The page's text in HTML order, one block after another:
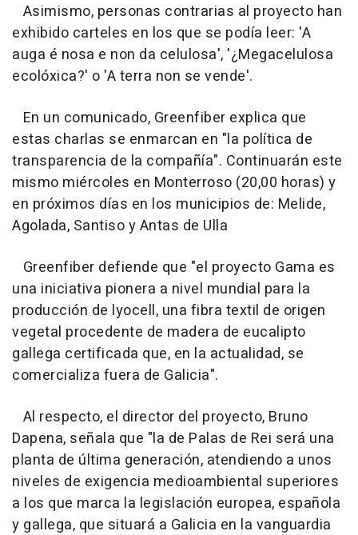
Asimismo, personas contrarias al proyecto han
exhibido carteles en los que se podía leer: 'A
auga é nosa e non da celulosa', '¿Megacelulosa
ecolóxica?' o 'A terra non se vende'.
En un comunicado, Greenfiber explica que
estas charlas se enmarcan en "la política de
transparencia de la compañía". Continuarán este
mismo miércoles en Monterroso (20,00 horas) y
en próximos días en los municipios de: Melide,
Agolada, Santiso y Antas de Ulla
Greenfiber defiende que "el proyecto Gama es
una iniciativa pionera a nivel mundial para la
producción de lyocell, una fibra textil de origen
vegetal procedente de madera de eucalipto
gallega certificada que, en la actualidad, se
comercializa fuera de Galicia".
Al respecto, el director del proyecto, Bruno
Dapena, señala que "la de Palas de Rei será una
planta de última generación, atendiendo a unos
niveles de exigencia medioambiental superiores
a los que marca la legislación europea, española
y gallega, que situará a Galicia en la vanguardia